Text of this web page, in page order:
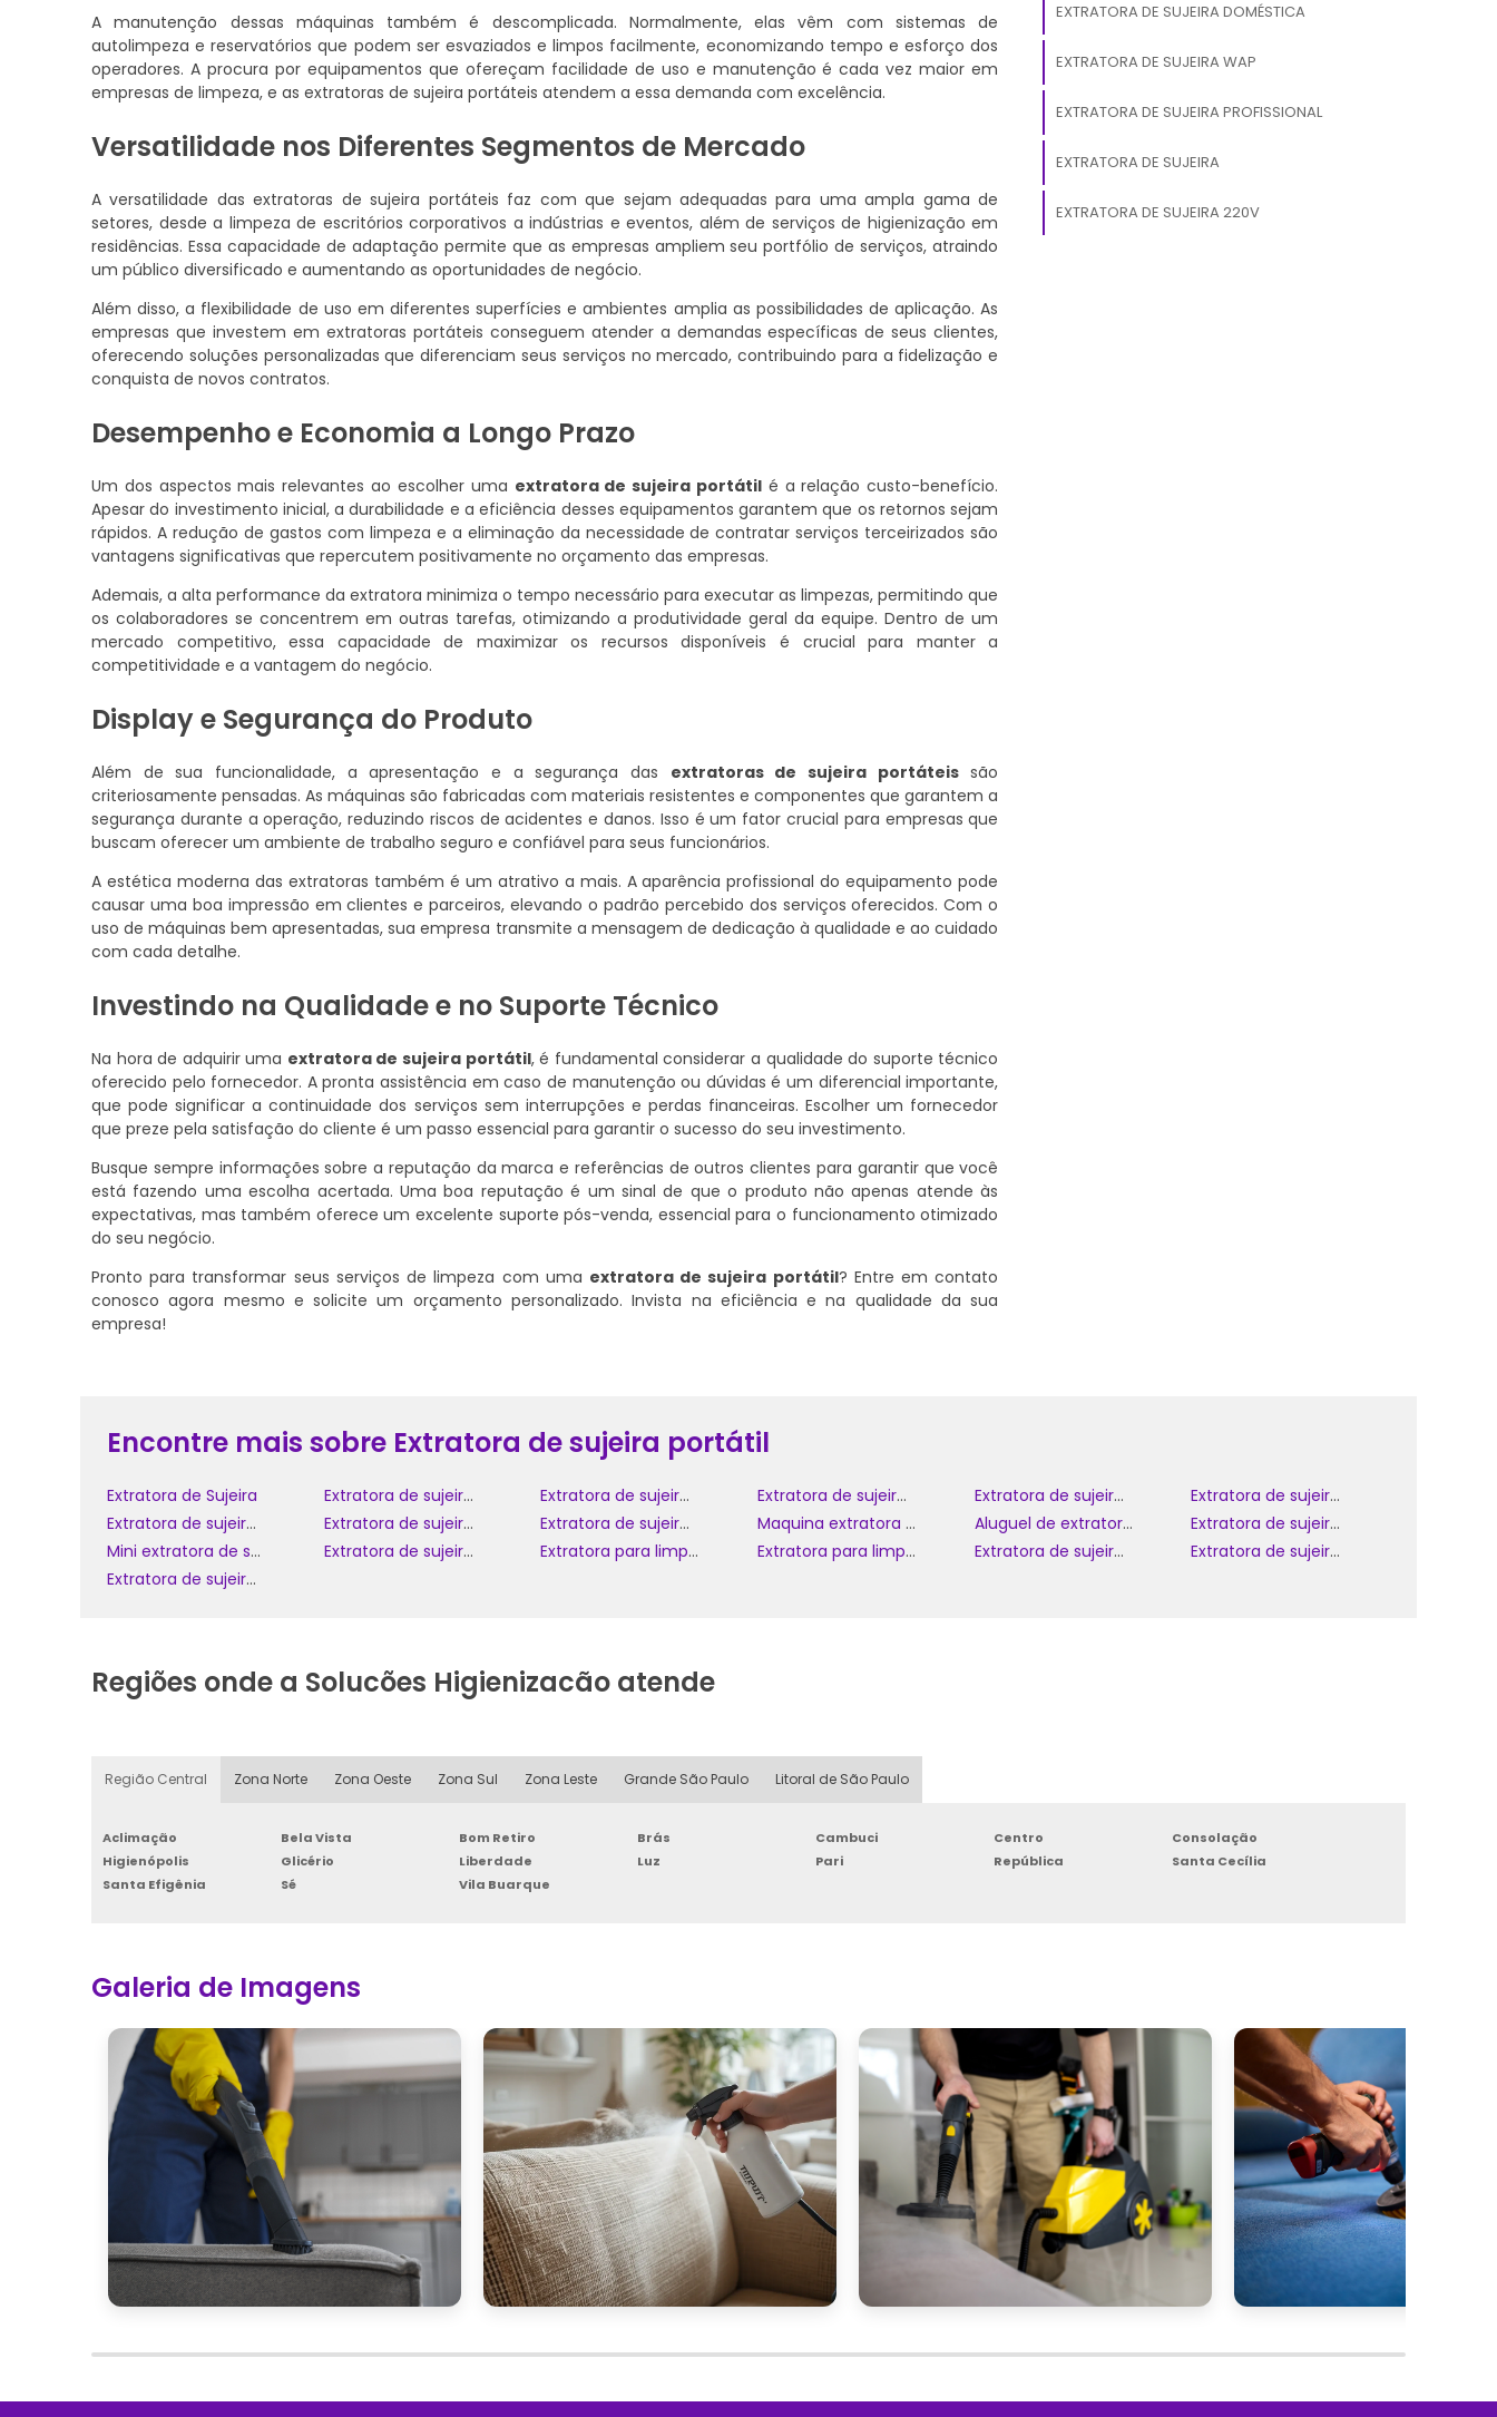
A manutenção dessas máquinas também é descomplicada. Normalmente, elas vêm com sistemas de
autolimpeza e reservatórios que podem ser esvaziados e limpos facilmente, economizando tempo e esforço dos
operadores. A procura por equipamentos que ofereçam facilidade de uso e manutenção é cada vez maior em
empresas de limpeza, e as extratoras de sujeira portáteis atendem a essa demanda com excelência.
Versatilidade nos Diferentes Segmentos de Mercado
A versatilidade das extratoras de sujeira portáteis faz com que sejam adequadas para uma ampla gama de
setores, desde a limpeza de escritórios corporativos a indústrias e eventos, além de serviços de higienização em
residências. Essa capacidade de adaptação permite que as empresas ampliem seu portfólio de serviços, atraindo
um público diversificado e aumentando as oportunidades de negócio.
Além disso, a flexibilidade de uso em diferentes superfícies e ambientes amplia as possibilidades de aplicação. As
empresas que investem em extratoras portáteis conseguem atender a demandas específicas de seus clientes,
oferecendo soluções personalizadas que diferenciam seus serviços no mercado, contribuindo para a fidelização e
conquista de novos contratos.
Desempenho e Economia a Longo Prazo
Um dos aspectos mais relevantes ao escolher uma extratora de sujeira portátil é a relação custo-benefício.
Apesar do investimento inicial, a durabilidade e a eficiência desses equipamentos garantem que os retornos sejam
rápidos. A redução de gastos com limpeza e a eliminação da necessidade de contratar serviços terceirizados são
vantagens significativas que repercutem positivamente no orçamento das empresas.
Ademais, a alta performance da extratora minimiza o tempo necessário para executar as limpezas, permitindo que
os colaboradores se concentrem em outras tarefas, otimizando a produtividade geral da equipe. Dentro de um
mercado competitivo, essa capacidade de maximizar os recursos disponíveis é crucial para manter a
competitividade e a vantagem do negócio.
Display e Segurança do Produto
Além de sua funcionalidade, a apresentação e a segurança das extratoras de sujeira portáteissão
criteriosamente pensadas. As máquinas são fabricadas com materiais resistentes e componentes que garantem a
segurança durante a operação, reduzindo riscos de acidentes e danos. Isso é um fator crucial para empresas que
buscam oferecer um ambiente de trabalho seguro e confiável para seus funcionários.
A estética moderna das extratoras também é um atrativo a mais. A aparência profissional do equipamento pode
causar uma boa impressão em clientes e parceiros, elevando o padrão percebido dos serviços oferecidos. Com o
uso de máquinas bem apresentadas, sua empresa transmite a mensagem de dedicação à qualidade e ao cuidado
com cada detalhe.
Investindo na Qualidade e no Suporte Técnico
Na hora de adquirir uma extratora de sujeira portátil, é fundamental considerar a qualidade do suporte técnico
oferecido pelo fornecedor. A pronta assistência em caso de manutenção ou dúvidas é um diferencial importante,
que pode significar a continuidade dos serviços sem interrupções e perdas financeiras. Escolher um fornecedor
que preze pela satisfação do cliente é um passo essencial para garantir o sucesso do seu investimento.
Busque sempre informações sobre a reputação da marca e referências de outros clientes para garantir que você
está fazendo uma escolha acertada. Uma boa reputação é um sinal de que o produto não apenas atende às
expectativas, mas também oferece um excelente suporte pós-venda, essencial para o funcionamento otimizado
do seu negócio.
Pronto para transformar seus serviços de limpeza com uma extratora de sujeira portátil? Entre em contato
conosco agora mesmo e solicite um orçamento personalizado. Invista na eficiência e na qualidade da sua
empresa!
EXTRATORA DE SUJEIRA DOMÉSTICA
EXTRATORA DE SUJEIRA WAP
EXTRATORA DE SUJEIRA PROFISSIONAL
EXTRATORA DE SUJEIRA
EXTRATORA DE SUJEIRA 220V
Encontre mais sobre Extratora de sujeira portátil
Extratora de Sujeira Extratora de sujeira wap Extratora de sujeira wap aqua cleaner Extratora de sujeiras portátil wap spot cleaner w3 Extratora de sujeiras portátil
Extratora de sujeira britânia bex2000v 3 em 1 1200w
Extratora de sujeira profissional
Extratora de sujeira britânia Extratora de sujeira sofá Maquina extratora de sujeira Aluguel de extratora de sujeira
Extratora de sujeira a vapor
Mini extratora de sujeira
Extratora de sujeira estofados Extratora para limpeza de estofados Extratora para limpar sofá Extratora de sujeira doméstica
Extratora de sujeira portátil
Extratora de sujeira 220v
Regiões onde a Solucões Higienizacão atende
Região Central Zona Norte Zona Oeste Zona Sul Zona Leste Grande São Paulo Litoral de São Paulo
Aclimação Bela Vista Bom Retiro Brás Cambuci Centro
Consolação
Higienópolis
Glicério Liberdade Luz Pari República
Santa Cecília
Santa Efigênia
Sé Vila Buarque
Galeria de Imagens